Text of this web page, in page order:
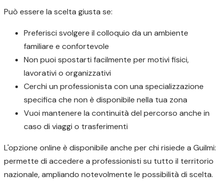
Può essere la scelta giusta se:
Preferisci svolgere il colloquio da un ambiente
familiare e confortevole
Non puoi spostarti facilmente per motivi fisici,
lavorativi o organizzativi
Cerchi un professionista con una specializzazione
specifica che non è disponibile nella tua zona
Vuoi mantenere la continuità del percorso anche in
caso di viaggi o trasferimenti
L'opzione online è disponibile anche per chi risiede a Guilmi:
permette di accedere a professionisti su tutto il territorio
nazionale, ampliando notevolmente le possibilità di scelta.